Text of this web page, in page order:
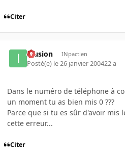
Citer
Illusion INpactien
Posté(e) le 26 janvier 200422 a
Dans le numéro de téléphone à
un moment tu as bien mis 0 ???
Parce que si tu es sûr d'avoir mis
cette erreur...
Citer